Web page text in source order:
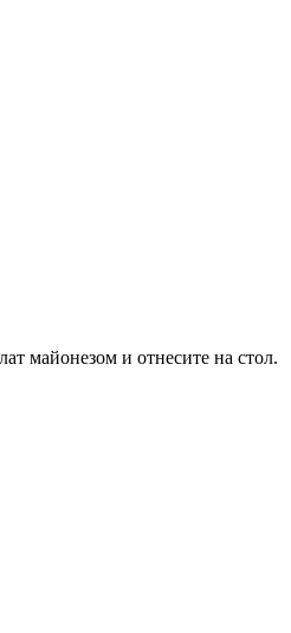
майонезом и отнесите на стол.